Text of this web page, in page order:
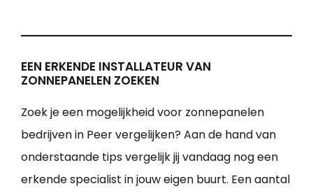
EEN ERKENDE INSTALLATEUR VAN
ZONNEPANELEN ZOEKEN
Zoek je een mogelijkheid voor zonnepanelen
bedrijven in Peer vergelijken? Aan de hand van
onderstaande tips vergelijk jij vandaag nog een
erkende specialist in jouw eigen buurt. Een aantal